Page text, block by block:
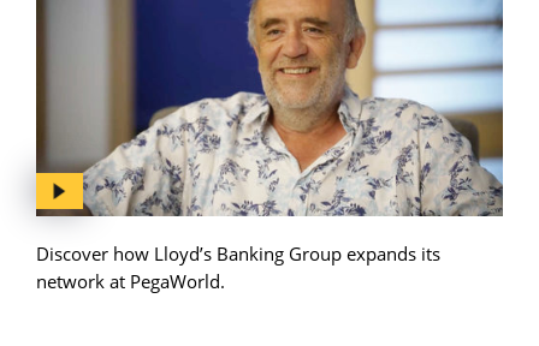
Discover how Lloyd’s Banking Group expands its
network at PegaWorld.